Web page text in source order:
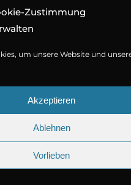
Zustimmung
um unsere Website und
Akzeptieren
Ablehnen
Vorlieben
Charles
– Der
Gruppe
2026Titania Medien GmbH